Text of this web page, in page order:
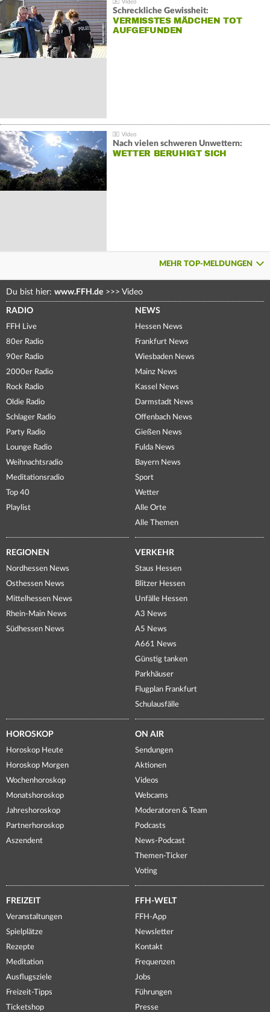
Schreckliche Gewissheit:
VERMISSTES MÄDCHEN TOT
AUFGEFUNDEN
Nach vielen schweren Unwettern:
WETTER BERUHIGT SICH
MEHR TOP-MELDUNGEN
Du bist hier: www.FFH.de >>> Video
RADIO
FFH Live
80er Radio
90er Radio
2000er Radio
Rock Radio
Oldie Radio
Schlager Radio
Party Radio
Lounge Radio
Weihnachtsradio
Meditationsradio
Top 40
Playlist
NEWS
Hessen News
Frankfurt News
Wiesbaden News
Mainz News
Kassel News
Darmstadt News
Offenbach News
Gießen News
Fulda News
Bayern News
Sport
Wetter
Alle Orte
Alle Themen
REGIONEN
Nordhessen News
Osthessen News
Mittelhessen News
Rhein-Main News
Südhessen News
VERKEHR
Staus Hessen
Blitzer Hessen
Unfälle Hessen
A3 News
A5 News
A661 News
Günstig tanken
Parkhäuser
Flugplan Frankfurt
Schulausfälle
HOROSKOP
Horoskop Heute
Horoskop Morgen
Wochenhoroskop
Monatshoroskop
Jahreshoroskop
Partnerhoroskop
Aszendent
ON AIR
Sendungen
Aktionen
Videos
Webcams
Moderatoren & Team
Podcasts
News-Podcast
Themen-Ticker
Voting
FREIZEIT
Veranstaltungen
Spielplätze
Rezepte
Meditation
Ausflugsziele
Freizeit-Tipps
Ticketshop
FFH-WELT
FFH-App
Newsletter
Kontakt
Frequenzen
Jobs
Führungen
Presse